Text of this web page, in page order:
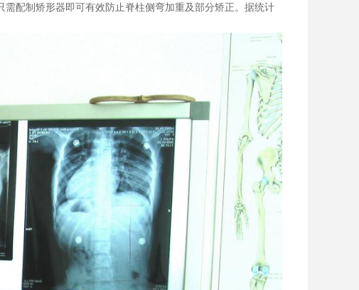
配制矫形器即可有效防止脊柱侧弯加重及部分矫正。据统计